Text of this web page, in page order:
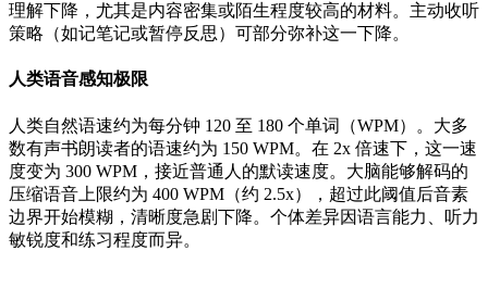
理解下降，尤其是内容密集或陌生程度较高的材料。主动收听
策略（如记笔记或暂停反思）可部分弥补这一下降。
人类语音感知极限
人类自然语速约为每分钟 120 至 180 个单词（WPM）。大多
数有声书朗读者的语速约为 150 WPM。在 2x 倍速下，这一速
度变为 300 WPM，接近普通人的默读速度。大脑能够解码的
压缩语音上限约为 400 WPM（约 2.5x），超过此阈值后音素
边界开始模糊，清晰度急剧下降。个体差异因语言能力、听力
敏锐度和练习程度而异。